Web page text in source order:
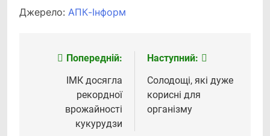
Джерело: АПК-Інформ
Навігація
записів
Попередній:
ІМК досягла
рекордної
врожайності
кукурудзи
Наступний:
Солодощі, які дуже
корисні для
організму